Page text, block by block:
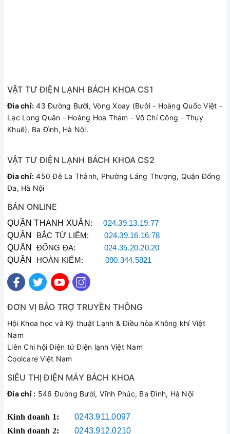
VẬT TƯ ĐIỆN LẠNH BÁCH KHOA CS1
Đia chỉ: 43 Đường Bưởi, Vòng Xoay (Bưởi - Hoàng Quốc Việt -
Lạc Long Quân - Hoàng Hoa Thám - Võ Chí Công - Thụy
Khuê), Ba Đình, Hà Nội.
VẬT TƯ ĐIỆN LẠNH BÁCH KHOA CS2
Đia chỉ: 450 Đê La Thành, Phường Láng Thượng, Quận Đống
Đa, Hà Nội
BÁN ONLINE
QUẬN THANH XUÂN :024.39.13.19.77
QUẬN BẮC TỪ LIÊM:024.39.16.16.78
QUẬN ĐỐNG ĐA: 024.35.20.20.20
QUẬN HOÀN KIẾM: 090.344.5821
ĐƠN VỊ BẢO TRỢ TRUYỀN THÔNG
Hội Khoa học và Kỹ thuật Lạnh & Điều hòa Không khí Việt
Nam
Liên Chi hội Điện tử Điện lạnh Việt Nam
Coolcare Việt Nam
SIÊU THỊ ĐIỆN MÁY BÁCH KHOA
Đia chỉ : 546 Đường Bười, Vĩnh Phúc, Ba Đình, Hà Nội
Kinh doanh 1:
0243.911.0097
Kinh doanh 2:
0243.912.0210